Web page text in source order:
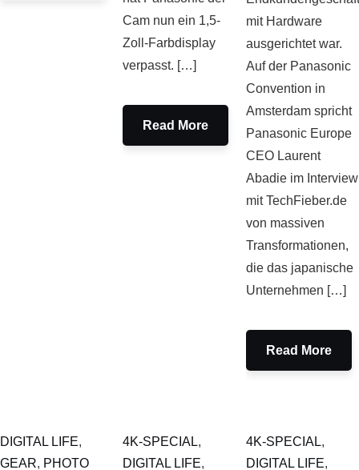
Cam nun ein 1,5-
Zoll-Farbdisplay
verpasst. […]
Read More
mit Hardware
ausgerichtet war.
Auf der Panasonic
Convention in
Amsterdam spricht
Panasonic Europe
CEO Laurent
Abadie im Interview
mit TechFieber.de
von massiven
Transformationen,
die das japanische
Unternehmen […]
Read More
DIGITAL LIFE,
GEAR, PHOTO
4K-SPECIAL,
DIGITAL LIFE,
4K-SPECIAL,
DIGITAL LIFE,